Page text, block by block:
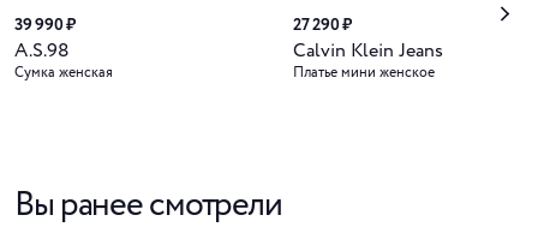
39 990 ₽
A.S.98
Сумка женская
27 290 ₽
Calvin Klein Jeans
Платье мини женское
Вы ранее смотрели